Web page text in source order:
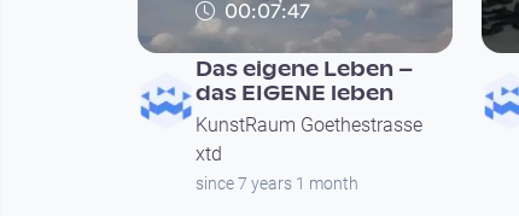
00:07:47
Das eigene Leben –
das EIGENE leben
KunstRaum Goethestrasse
xtd
since 7 years 1 month